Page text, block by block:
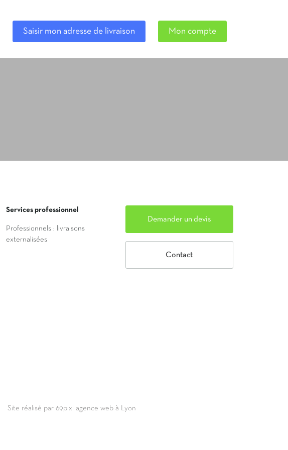
Saisir mon adresse de livraison Mon compte
Services professionnel
Professionnels : livraisons
externalisées
Demander un devis
Contact
Site réalisé par 69pixl agence web à Lyon